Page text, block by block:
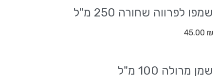
שמפו לפרווה שחורה 250 מ"ל
45.00 ₪
שמן מרולה 100 מ"ל